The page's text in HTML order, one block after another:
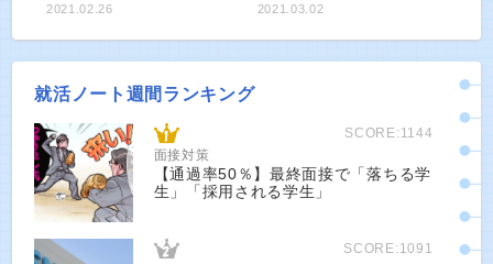
2021.02.26 2021.03.02
就活ノート週間ランキング
SCORE:1144
面接対策
【通過率50％】最終面接で「落ちる学
生」「採用される学生」
SCORE:1091